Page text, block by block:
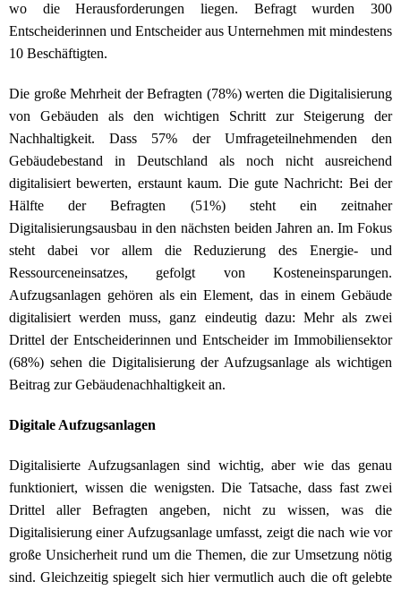
wo die Herausforderungen liegen. Befragt wurden 300
Entscheiderinnen und Entscheider aus Unternehmen mit mindestens
10 Beschäftigten.
Die große Mehrheit der Befragten (78%) werten die Digitalisierung
von Gebäuden als den wichtigen Schritt zur Steigerung der
Nachhaltigkeit. Dass 57% der Umfrageteilnehmenden den
Gebäudebestand in Deutschland als noch nicht ausreichend
digitalisiert bewerten, erstaunt kaum. Die gute Nachricht: Bei der
Hälfte der Befragten (51%) steht ein zeitnaher
Digitalisierungsausbau in den nächsten beiden Jahren an. Im Fokus
steht dabei vor allem die Reduzierung des Energie- und
Ressourceneinsatzes, gefolgt von Kosteneinsparungen.
Aufzugsanlagen gehören als ein Element, das in einem Gebäude
digitalisiert werden muss, ganz eindeutig dazu: Mehr als zwei
Drittel der Entscheiderinnen und Entscheider im Immobiliensektor
(68%) sehen die Digitalisierung der Aufzugsanlage als wichtigen
Beitrag zur Gebäudenachhaltigkeit an.
Digitale Aufzugsanlagen
Digitalisierte Aufzugsanlagen sind wichtig, aber wie das genau
funktioniert, wissen die wenigsten. Die Tatsache, dass fast zwei
Drittel aller Befragten angeben, nicht zu wissen, was die
Digitalisierung einer Aufzugsanlage umfasst, zeigt die nach wie vor
große Unsicherheit rund um die Themen, die zur Umsetzung nötig
sind. Gleichzeitig spiegelt sich hier vermutlich auch die oft gelebte